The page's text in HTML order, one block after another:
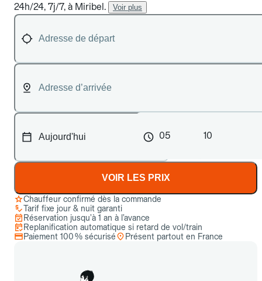
24h/24, 7j/7, à Miribel.
Voir plus
05 10
VOIR LES PRIX
Chauffeur confirmé dès la commande
Tarif fixe jour & nuit garanti
Réservation jusqu’à 1 an à l’avance
Replanification automatique si retard de vol/train
Paiement 100 % sécurisé
Présent partout en France